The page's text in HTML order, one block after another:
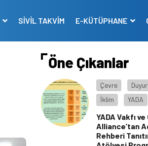
SİVİL TAKVİM E-KÜTÜPHANE
Öne Çıkanlar
Çevre
İklim
YADA
YADA Vakfı
Alliance’tan
Rehberi